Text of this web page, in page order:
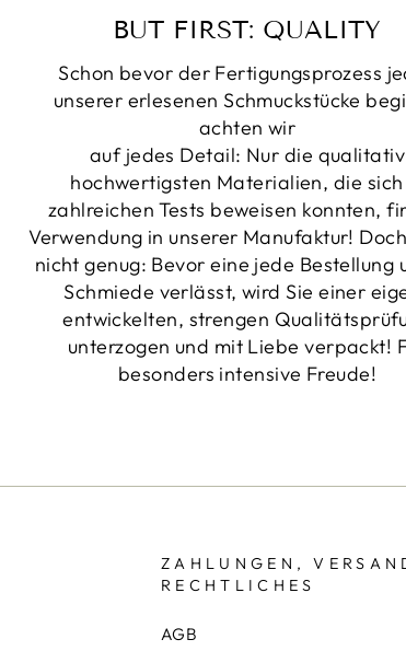
BUT FIRST: QUALITY
Schon bevor der Fertigungsprozess
unserer erlesenen Schmuckstücke
achten wir
auf jedes Detail: Nur die qualitativ
hochwertigsten Materialien, die sich
zahlreichen Tests beweisen konnten,
Verwendung in unserer Manufaktur!
nicht genug: Bevor eine jede Bestellung
Schmiede verlässt, wird Sie einer
entwickelten, strengen
unterzogen und mit Liebe verpackt!
besonders intensive Freude!
ZAHLUNGEN,
RECHTLICHES
AGB